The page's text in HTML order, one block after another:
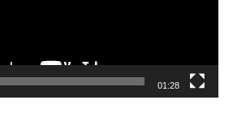
01:28